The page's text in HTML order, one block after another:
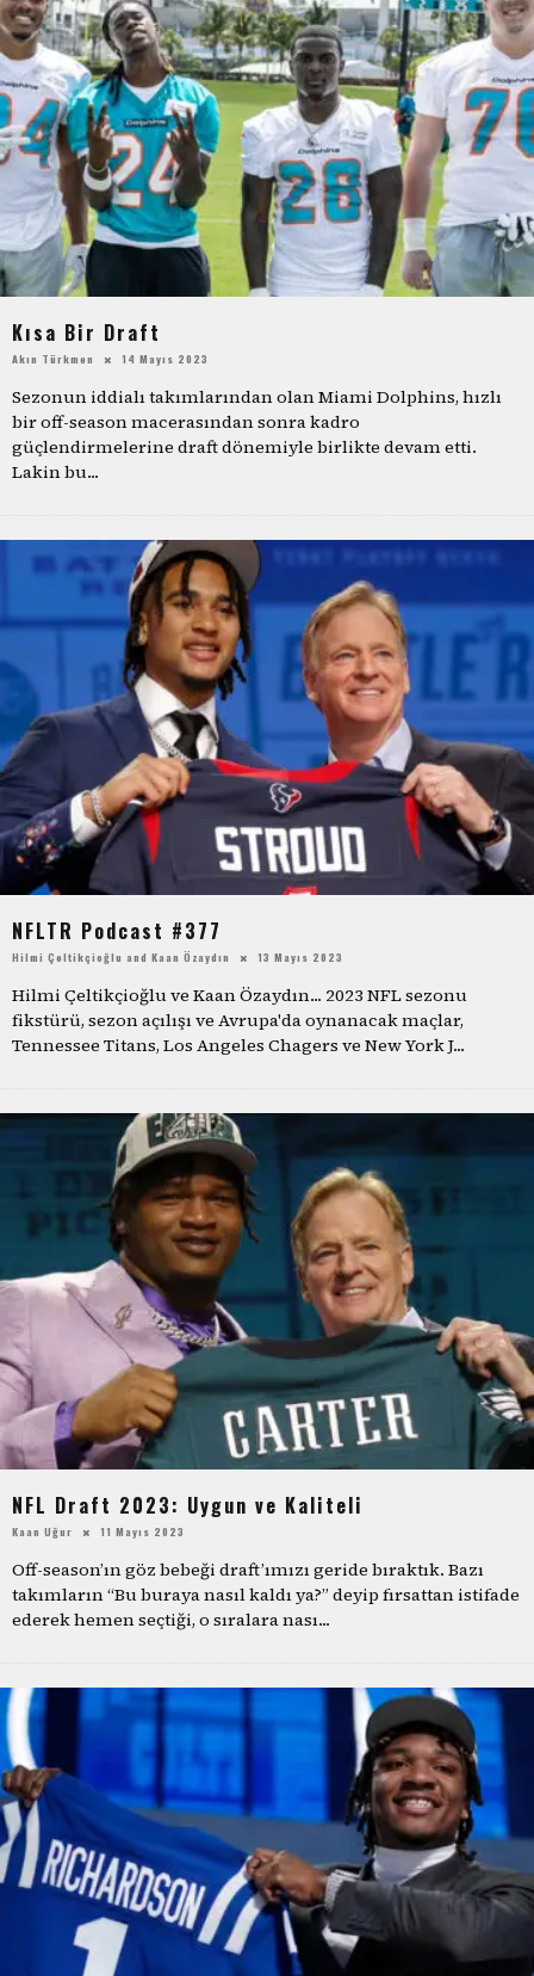
Kısa Bir Draft
Akın Türkmen 14 Mayıs 2023
Sezonun iddialı takımlarından olan Miami Dolphins, hızlı
bir off-season macerasından sonra kadro
güçlendirmelerine draft dönemiyle birlikte devam etti.
Lakin bu...
NFLTR Podcast #377
Hilmi Çeltikçioğlu and Kaan Özaydın 13 Mayıs 2023
Hilmi Çeltikçioğlu ve Kaan Özaydın... 2023 NFL sezonu
fikstürü, sezon açılışı ve Avrupa'da oynanacak maçlar,
Tennessee Titans, Los Angeles Chagers ve New York J...
NFL Draft 2023: Uygun ve Kaliteli
Kaan Uğur 11 Mayıs 2023
Off-season’ın göz bebeği draft’ımızı geride bıraktık. Bazı
takımların “Bu buraya nasıl kaldı ya?” deyip fırsattan istifade
ederek hemen seçtiği, o sıralara nası...